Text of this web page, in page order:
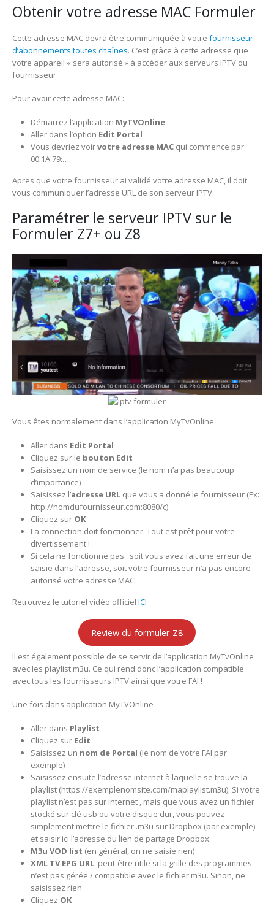
Obtenir votre adresse MAC Formuler
Cette adresse MAC devra être communiquée à votre fournisseur
d’abonnements toutes chaînes. C’est grâce à cette adresse que
votre appareil « sera autorisé » à accéder aux serveurs IPTV du
fournisseur.
Pour avoir cette adresse MAC:
Démarrez l’application MyTVOnline
Aller dans l’option Edit Portal
Vous devriez voirvotre adresse MACqui commence par
00:1A:79:….
Apres que votre fournisseur ai validé votre adresse MAC, il doit
vous communiquer l’adresse URL de son serveur IPTV.
Paramétrer le serveur IPTV sur le
Formuler Z7+ ou Z8
Vous êtes normalement dans l’application MyTvOnline
Aller dans Edit Portal
Cliquez sur le bouton Edit
Saisissez un nom de service (le nom n’a pas beaucoup
d’importance)
Saisissez l’adresse URLque vous a donné le fournisseur (Ex:
http://nomdufournisseur.com:8080/c)
Cliquez sur OK
La connection doit fonctionner. Tout est prêt pour votre
divertissement !
Si cela ne fonctionne pas : soit vous avez fait une erreur de
saisie dans l’adresse, soit votre fournisseur n’a pas encore
autorisé votre adresse MAC
Retrouvez le tutoriel vidéo officiel ICI
Review du formuler Z8
Il est également possible de se servir de l’application MyTvOnline
avec les playlist m3u. Ce qui rend donc l’application compatible
avec tous les fournisseurs IPTV ainsi que votre FAI !
Une fois dans application MyTVOnline
Aller dans Playlist
Cliquez sur Edit
Saisissez un nom de Portal (le nom de votre FAI par
exemple)
Saisissez ensuite l’adresse internet à laquelle se trouve la
playlist (https://exemplenomsite.com/maplaylist.m3u). Si votre
playlist n’est pas sur internet , mais que vous avez un fichier
stocké sur clé usb ou votre disque dur, vous pouvez
simplement mettre le fichier .m3u sur Dropbox (par exemple)
et saisir ici l’adresse du lien de partage Dropbox.
M3u VOD list (en général, on ne saisie rien)
XML TV EPG URL: peut-être utile si la grille des programmes
n’est pas gérée / compatible avec le fichier m3u. Sinon, ne
saisissez rien
Cliquez OK